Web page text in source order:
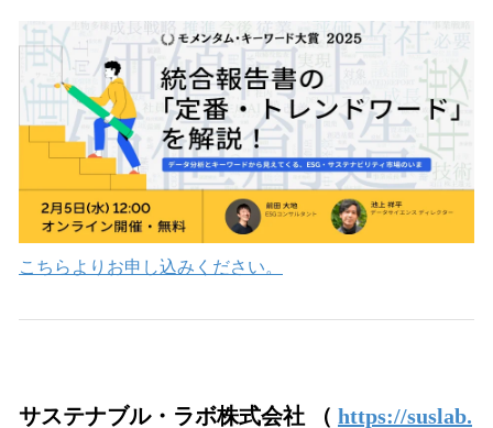
こちらよりお申し込みください。
サステナブル・ラボ株式会社 （ https://suslab.